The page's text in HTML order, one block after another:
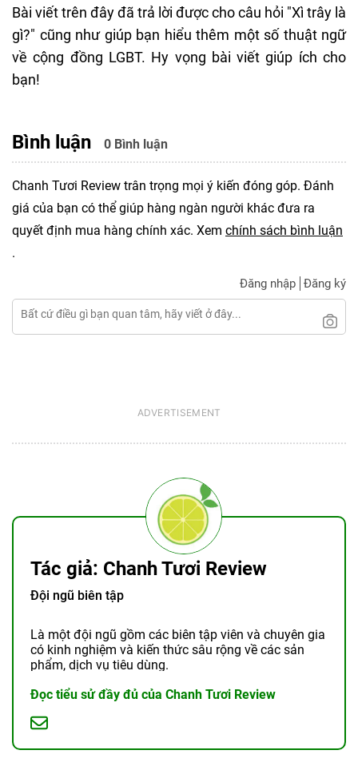
Bài viết trên đây đã trả lời được cho câu hỏi "Xì trây là
gì?" cũng như giúp bạn hiểu thêm một số thuật ngữ
về cộng đồng LGBT. Hy vọng bài viết giúp ích cho
bạn!
Bình luận 0 Bình luận
Chanh Tươi Review trân trọng mọi ý kiến đóng góp. Đánh
giá của bạn có thể giúp hàng ngàn người khác đưa ra
quyết định mua hàng chính xác. Xem chính sách bình luận
.
Đăng nhập Đăng ký
Tác giả: Chanh Tươi Review
Đội ngũ biên tập
Là một đội ngũ gồm các biên tập viên và chuyên gia
có kinh nghiệm và kiến thức sâu rộng về các sản
phẩm, dịch vụ tiêu dùng.
Đọc tiểu sử đầy đủ của Chanh Tươi Review